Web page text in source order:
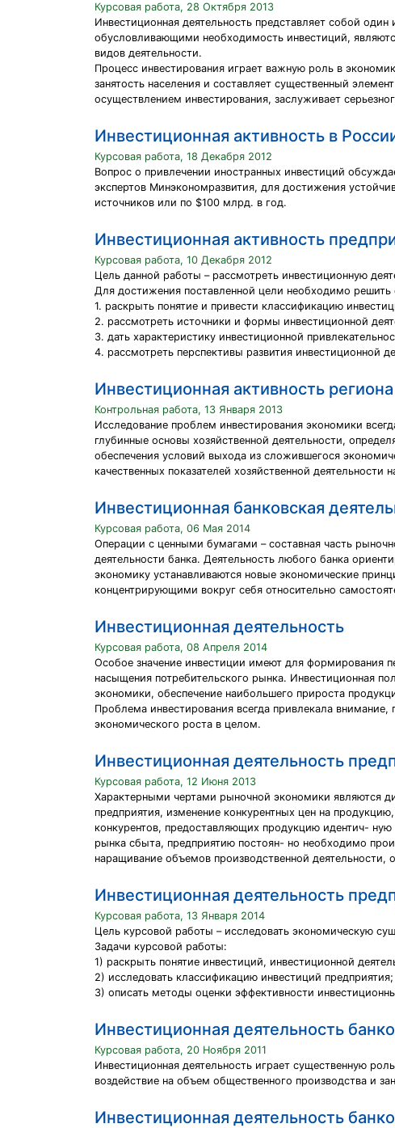
Курсовая работа, 28 Октября 2013
Инвестиционная деятельность представляет собой
обусловливающими необходимость инвестиций,
видов деятельности.
Процесс инвестирования играет важную роль в
занятость населения и составляет существенный
осуществлением инвестирования, заслуживает
Инвестиционная активность в
Курсовая работа, 18 Декабря 2012
Вопрос о привлечении иностранных инвестиций
экспертов Минэкономразвития, для достижения
источников или по $100 млрд. в год.
Инвестиционная активность
Курсовая работа, 10 Декабря 2012
Цель данной работы – рассмотреть инвестиционную
Для достижения поставленной цели необходимо решить
1. раскрыть понятие и привести классификацию
2. рассмотреть источники и формы инвестиционной
3. дать характеристику инвестиционной
4. рассмотреть перспективы развития инвестиционной
Инвестиционная активность региона
Контрольная работа, 13 Января 2013
Исследование проблем инвестирования экономики
глубинные основы хозяйственной деятельности,
обеспечения условий выхода из сложившегося
качественных показателей хозяйственной
Инвестиционная банковская
Курсовая работа, 06 Мая 2014
Операции с ценными бумагами – составная часть
деятельности банка. Деятельность любого банка
экономику устанавливаются новые экономические
концентрирующими вокруг себя относительно
Инвестиционная деятельность
Курсовая работа, 08 Апреля 2014
Особое значение инвестиции имеют для формирования
насыщения потребительского рынка. Инвестиционная
экономики, обеспечение наибольшего прироста
Проблема инвестирования всегда привлекала
экономического роста в целом.
Инвестиционная деятельность
Курсовая работа, 12 Июня 2013
Характерными чертами рыночной экономики являются
предприятия, изменение конкурентных цен на
конкурентов, предоставляющих продукцию идентич-
рынка сбыта, предприятию постоян- но необходимо
наращивание объемов производственной деятельности,
Инвестиционная деятельность
Курсовая работа, 13 Января 2014
Цель курсовой работы – исследовать экономическую
Задачи курсовой работы:
1) раскрыть понятие инвестиций, инвестиционной
2) исследовать классификацию инвестиций предприятия;
3) описать методы оценки эффективности
Инвестиционная деятельность
Курсовая работа, 20 Ноября 2011
Инвестиционная деятельность играет существенную
воздействие на объем общественного производства и
Инвестиционная деятельность